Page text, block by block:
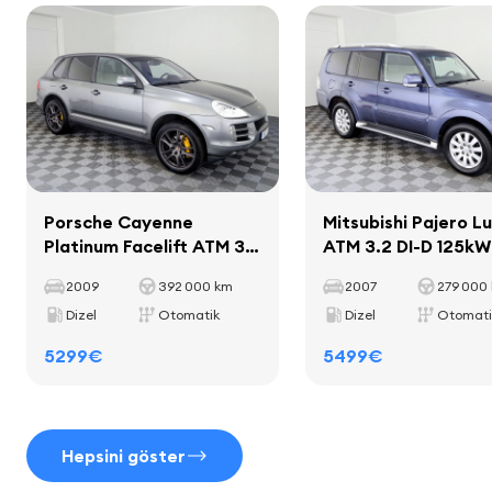
hoparlörler
Iç mekan
iç mekan dekoratif şeritleri
deri vites kolu
deri el freni kolu
Koltuklar
deri iç mekan
Yük kapasitesi
558 kg
2857 mm
Porsche Cayenne
Platinum Facelift ATM 3.0
2009
392 000 km
Dizel
Otomatik
5299€
Mitsubishi Pajero
ATM 3.2 DI-D 125kW
2007
279 000
Dizel
5499€
Hepsini göster